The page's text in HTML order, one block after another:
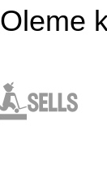
Oleme